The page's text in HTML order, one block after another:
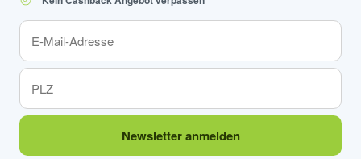
Newsletter anmelden